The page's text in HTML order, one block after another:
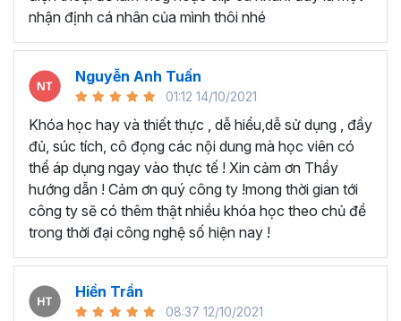
Học viên Quay Look Book cho thương hiệu Caffeine
Studio
nhận định cá nhân của mình thôi nhé
Nguyễn Anh Tuấn
01:12 14/10/2021
Khóa học hay và thiết thực , dễ hiểu,dễ sử dụng , đầy
đủ, súc tích, cô đọng các nội dung mà học viên có
thể áp dụng ngay vào thực tế ! Xin cảm ơn Thầy
hướng dẫn ! Cảm ơn quý công ty !mong thời gian tới
công ty sẽ có thêm thật nhiều khóa học theo chủ đề
trong thời đại công nghệ số hiện nay !
Hiền Trần
08:37 12/10/2021